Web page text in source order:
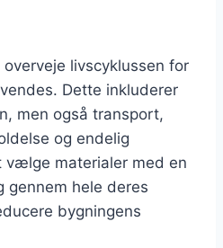
livscyklussen for
Dette inkluderer
men også transport,
og endelig
vælge materialer med en
gennem hele deres
bygningens